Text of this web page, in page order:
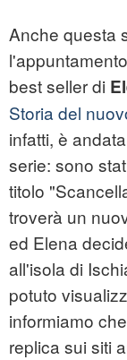
Anche questa
best seller di
Storia del
infatti, è
serie: sono
titolo
troverà un
ed Elena
all'isola di
potuto
informiamo
replica sui siti